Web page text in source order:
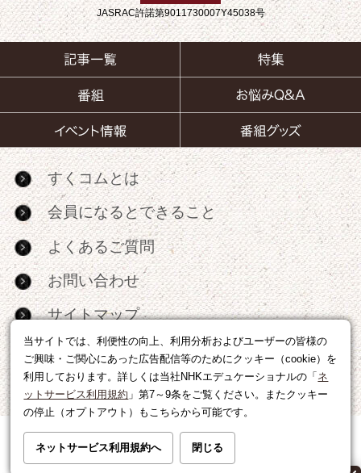
当サイトでは、利便性の向上、利用分析およびユーザーの皆様の
ご興味・ご関心にあった広告配信等のためにクッキー（cookie）を
利用しております。詳しくは当社NHKエデュケーショナルの「 ネ
ットサービス利用規約 」第7～9条をご覧ください。またクッキー
の停止（オプトアウト）もこちらから可能です。
ネットサービス利用規約へ 閉じる
JASRAC許諾第9011730007Y45038号
すくコムとは
会員になるとできること
よくあるご質問
お問い合わせ
サイトマップ
RSS
広告出稿・パートナーシップについて
利用規約|個人情報の取り扱いについて
運営会社|広告に関するお問い合わせ